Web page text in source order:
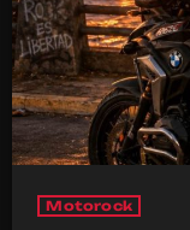
Motorock